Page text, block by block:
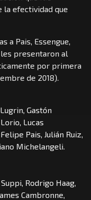
la efectividad que
a Pais, Essengue,
presentaron al
por primera
de 2018).
Gastón
Lucas
Pais, Julián Ruiz,
Michelangeli.
Rodrigo Haag,
Cambronne,